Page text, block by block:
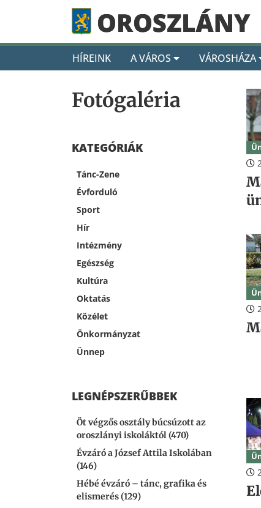
HÍREINK A VÁROS VÁROSHÁZA
Fotógaléria
KATEGÓRIÁK
Tánc-Zene
Évforduló
Sport
Hír
Intézmény
Egészség
Kultúra
Oktatás
Közélet
Önkormányzat
Ünnep
LEGNÉPSZERŰBBEK
Öt végzős osztály búcsúzott az
oroszlányi iskoláktól (470)
Évzáró a József Attila Iskolában
(146)
Hébé évzáró – tánc, grafika és
elismerés (129)